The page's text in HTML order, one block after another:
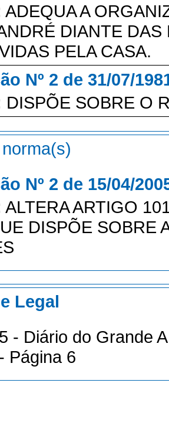
ADEQUA A
DIANTE
PELA CASA.
Nº 2 de 31/07/
DISPÕE SOBRE O
Nº 2 de 15/04/
ALTERA ARTIGO
DISPÕE SOBRE
Legal
- Diário do Grande
Página 6